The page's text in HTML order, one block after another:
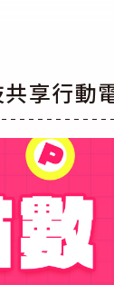
享行動